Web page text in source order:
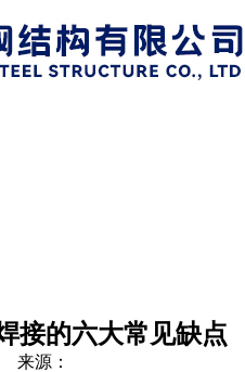
接的六大常见缺点
来源：